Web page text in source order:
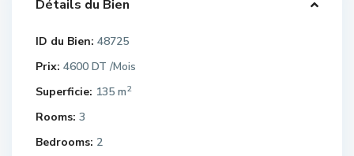
Détails du Bien
ID du Bien: 48725
Prix: 4600 DT /Mois
Superficie: 135 m2
Rooms: 3
Bedrooms: 2